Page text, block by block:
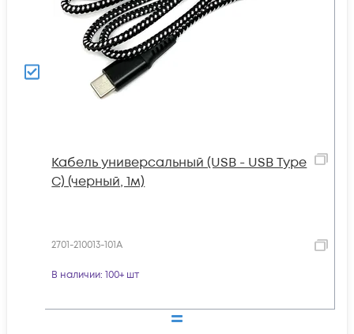
Кабель универсальный (USB - USB Type
C) (черный, 1м)
2701-210013-101A
В наличии: 100+ шт